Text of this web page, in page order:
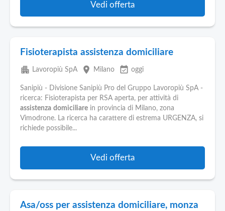
Vedi offerta
Fisioterapista assistenza domiciliare
apartment Lavoropiù SpA place Milano event_available oggi
Sanipiù - Divisione Sanipiù Pro del Gruppo Lavoropiù SpA -
ricerca: Fisioterapista per RSA aperta, per attività di
assistenza domiciliare in provincia di Milano, zona
Vimodrone. La ricerca ha carattere di estrema URGENZA, si
richiede possibile...
Vedi offerta
Asa/oss per assistenza domiciliare, monza